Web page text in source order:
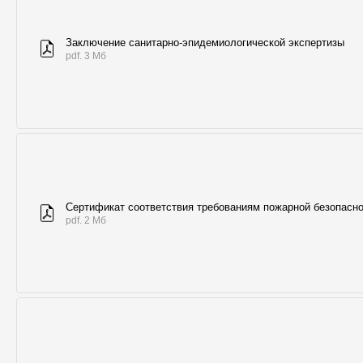
Заключение санитарно-эпидемиологической экспертизы
pdf. 3 Мб
Сертификат соответствия требованиям пожарной
pdf. 2 Мб